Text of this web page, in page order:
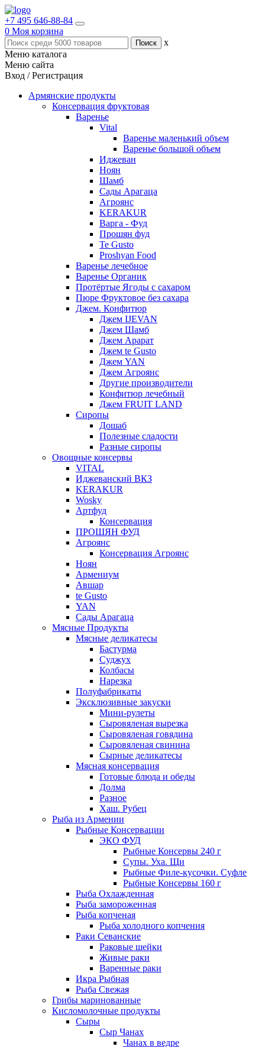
+7 495 646-88-84
0 Моя корзина
x
Меню каталога
Меню сайта
Вход / Регистрация
Армянские продукты
Консервация фруктовая
Варенье
Vital
Варенье маленький объем
Варенье большой объем
Иджеван
Ноян
Шамб
Сады Арагаца
Агроянс
KERAKUR
Варга - Фуд
Прошян фуд
Te Gusto
Proshyan Food
Варенье лечебное
Варенье Органик
Протёртые Ягоды с сахаром
Пюре Фруктовое без сахара
Джем. Конфитюр
Джем IJEVAN
Джем Шамб
Джем Арарат
Джем te Gusto
Джем YAN
Джем Агроянс
Другие производители
Конфитюр лечебный
Джем FRUIT LAND
Сиропы
Дошаб
Полезные сладости
Разные сиропы
Овощные консервы
VITAL
Иджеванский ВКЗ
KERAKUR
Wosky
Артфуд
Консервация
ПРОШЯН ФУД
Агроянс
Консервация Агроянс
Ноян
Армениум
Авшар
te Gusto
YAN
Сады Арагаца
Мясные Продукты
Мясные деликатесы
Бастурма
Суджух
Колбасы
Нарезка
Полуфабрикаты
Эксклюзивные закуски
Мини-рулеты
Сыровяленая вырезка
Сыровяленая говядина
Сыровяленая свинина
Сырные деликатесы
Мясная консервация
Готовые блюда и обеды
Долма
Разное
Хаш. Рубец
Рыба из Армении
Рыбные Консервации
ЭКО ФУД
Рыбные Консервы 240 г
Супы. Уха. Щи
Рыбные Филе-кусочки. Суфле
Рыбные Консервы 160 г
Рыба Охлажденная
Рыба замороженная
Рыба копченая
Рыба холодного копчения
Раки Севанские
Раковые шейки
Живые раки
Варенные раки
Икра Рыбная
Рыба Свежая
Грибы маринованные
Кисломолочные продукты
Сыры
Сыр Чанах
Чанах в ведре